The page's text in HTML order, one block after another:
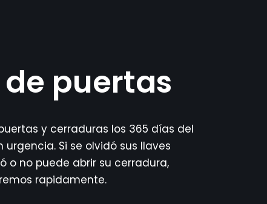
puertas
y cerraduras los 365 días del
urgencia. Si se olvidó sus llaves
o no puede abrir su cerradura,
rapidamente.